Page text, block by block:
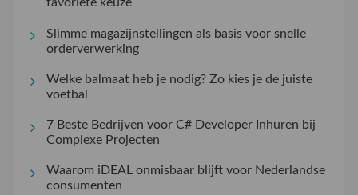
favoriete keuze
Slimme magazijnstellingen als basis voor snelle
orderverwerking
Welke balmaat heb je nodig? Zo kies je de juiste
voetbal
7 Beste Bedrijven voor C# Developer Inhuren bij
Complexe Projecten
Waarom iDEAL onmisbaar blijft voor Nederlandse
consumenten